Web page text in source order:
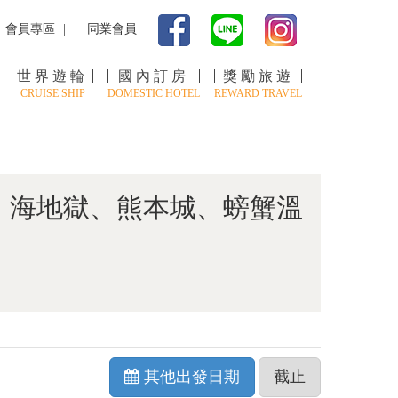
會員專區 同業會員
世界遊輪
CRUISE SHIP
國內訂房
DOMESTIC HOTEL
獎勵旅遊
REWARD TRAVEL
地獄、熊本城、螃蟹溫
其他出發日期 截止